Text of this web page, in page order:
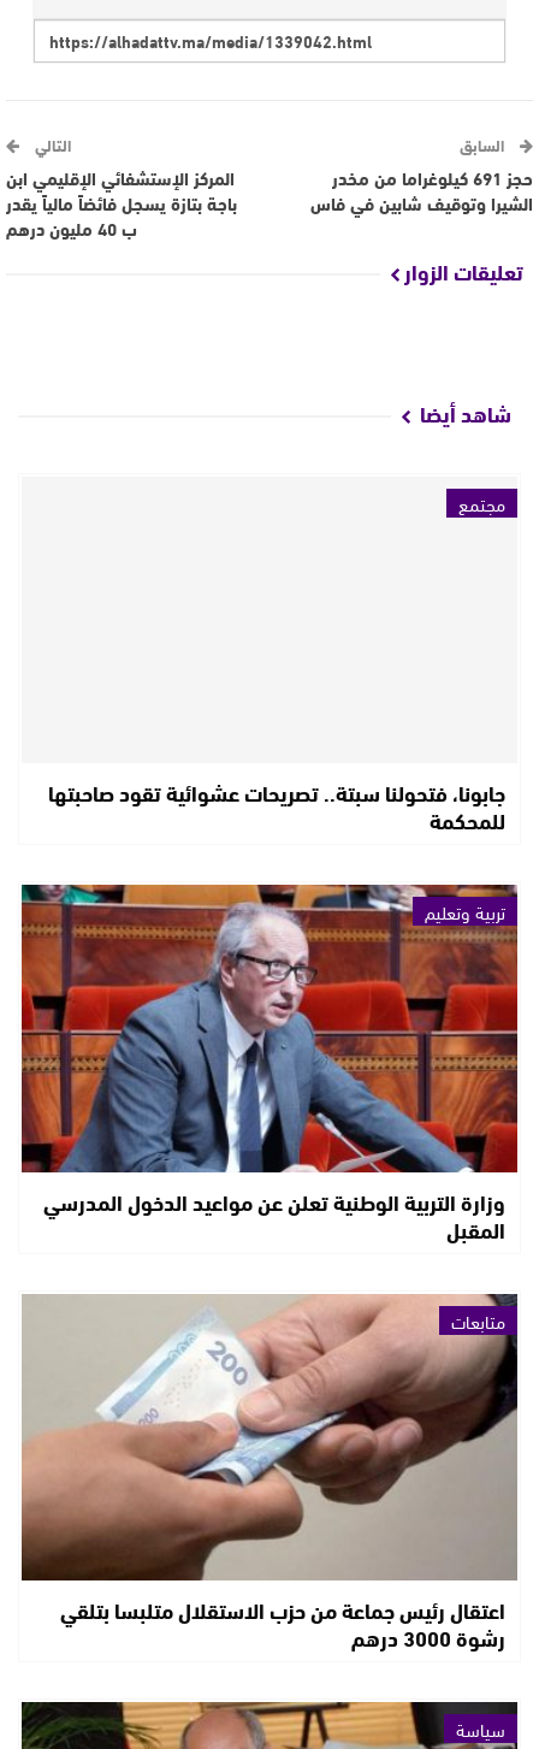
السابق
حجز 691 كيلوغراما من مخدر
الشيرا وتوقيف شابين في فاس
التالي
المركز الإستشفائي الإقليمي ابن
باجة بتازة يسجل فائضاً مالياً يقدر
ب 40 مليون درهم
تعليقات الزوار
شاهد أيضا
مجتمع
جابونا، فتحولنا سبتة.. تصريحات عشوائية تقود صاحبتها
للمحكمة
تربية وتعليم
وزارة التربية الوطنية تعلن عن مواعيد الدخول المدرسي
المقبل
متابعات
اعتقال رئيس جماعة من حزب الاستقلال متلبسا بتلقي
رشوة 3000 درهم
سياسة